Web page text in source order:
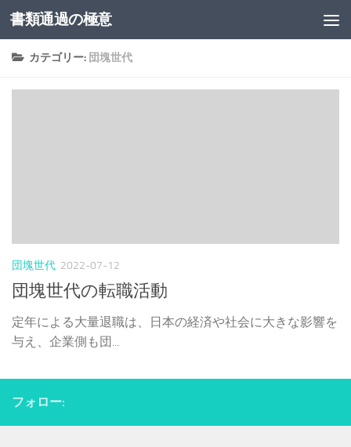
コンテンツへスキップ
書類通過の極意
カテゴリー: 団塊世代
団塊世代 2022-07-12
団塊世代の転職活動
定年による大量退職は、日本の経済や社会に大きな影響を
与え、企業側も団...
フォロー: